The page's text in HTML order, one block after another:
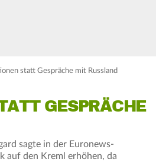
statt Gespräche mit Russland
GESPRÄCHE
sagte in der Euronews-
auf den Kreml erhöhen, da